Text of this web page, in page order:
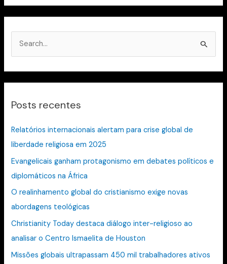
u
s
a
r
p
o
r
:
Posts recentes
Relatórios internacionais alertam para crise global de
liberdade religiosa em 2025
Evangelicais ganham protagonismo em debates políticos e
diplomáticos na África
O realinhamento global do cristianismo exige novas
abordagens teológicas
Christianity Today destaca diálogo inter-religioso ao
analisar o Centro Ismaelita de Houston
Missões globais ultrapassam 450 mil trabalhadores ativos